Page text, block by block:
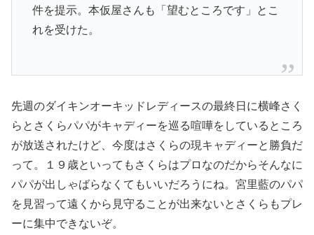
件を提示。本仮屋さんも「望むところです」とこ
れを受けた。
先週のダイキンオーキッドレディースの最終日に横峰さく
らとさくらパパがキャディーを巡る喧嘩をしているところ
が放送されたけど、今度はさくらの現キャディーと勝負だ
って。１９歳といってもさくらはプロなのだからそんなに
パパが出しゃばらなくてもいいだろうにね。宮里藍のパパ
を見習って遠くから見守ることが出来ないとさくらもプレ
ーに集中できないぞ。